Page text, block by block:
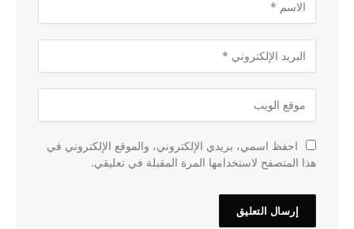
احفظ اسمي، بريدي الإلكتروني، والموقع الإلكتروني في
هذا المتصفح لاستخدامها المرة المقبلة في تعليقي.